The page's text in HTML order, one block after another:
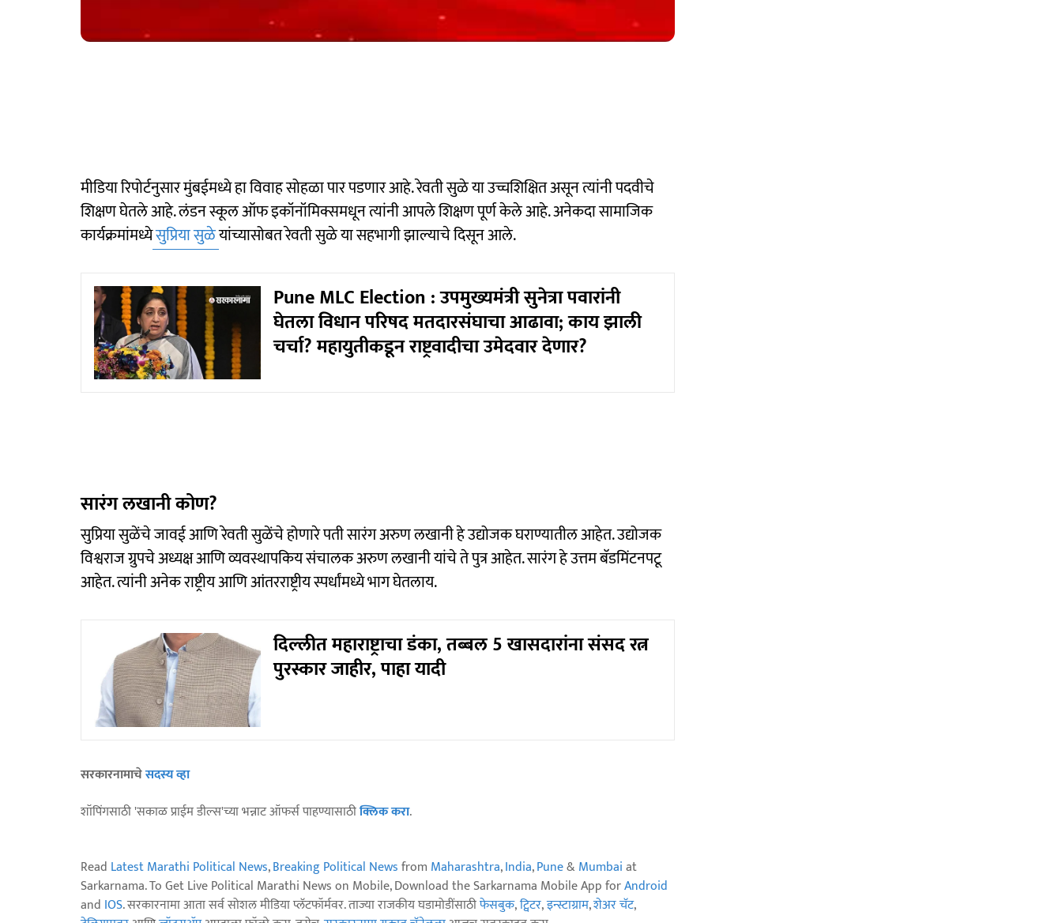
मीडिया रिपोर्टनुसार मुंबईमध्ये हा विवाह सोहळा पार पडणार आहे. रेवती सुळे या उच्चशिक्षित असून त्यांनी पदवीचे
शिक्षण घेतले आहे. लंडन स्कूल ऑफ इकॉनॉमिक्समधून त्यांनी आपले शिक्षण पूर्ण केले आहे. अनेकदा सामाजिक
कार्यक्रमांमध्येसुप्रिया सुळेयांच्यासोबत रेवती सुळे या सहभागी झाल्याचे दिसून आले.
Pune MLC Election : उपमुख्यमंत्री सुनेत्रा पवारांनी
घेतला विधान परिषद मतदारसंघाचा आढावा; काय झाली
चर्चा? महायुतीकडून राष्ट्रवादीचा उमेदवार देणार?
सारंग लखानी कोण?
सुप्रिया सुळेंचे जावई आणि रेवती सुळेंचे होणारे पती सारंग अरुण लखानी हे उद्योजक घराण्यातील आहेत. उद्योजक
विश्वराज ग्रुपचे अध्यक्ष आणि व्यवस्थापकिय संचालक अरुण लखानी यांचे ते पुत्र आहेत. सारंग हे उत्तम बॅडमिंटनपटू
आहेत. त्यांनी अनेक राष्ट्रीय आणि आंतरराष्ट्रीय स्पर्धांमध्ये भाग घेतलाय.
दिल्लीत महाराष्ट्राचा डंका, तब्बल 5 खासदारांना संसद रत्न
पुरस्कार जाहीर, पाहा यादी
सरकारनामाचेसदस्य व्हा
शॉपिंगसाठी 'सकाळ प्राईम डील्स'च्या भन्नाट ऑफर्स पाहण्यासाठीक्लिक करा.
Read Latest Marathi Political News,Breaking Political Newsfrom Maharashtra,India,Pune& Mumbaiat
Sarkarnama. To Get Live Political Marathi News on Mobile, Download the Sarkarnama Mobile App forAndroid
and IOS. सरकारनामा आता सर्व सोशल मीडिया प्लॅटफॉर्मवर. ताज्या राजकीय घडामोडींसाठीफेसबुक,ट्विटर,इन्स्टाग्राम,शेअर चॅट,